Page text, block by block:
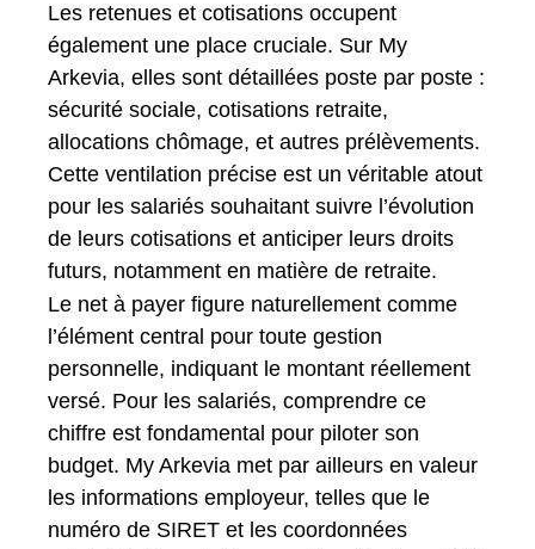
Les retenues et cotisations occupent
également une place cruciale. Sur My
Arkevia, elles sont détaillées poste par poste :
sécurité sociale, cotisations retraite,
allocations chômage, et autres prélèvements.
Cette ventilation précise est un véritable atout
pour les salariés souhaitant suivre l’évolution
de leurs cotisations et anticiper leurs droits
futurs, notamment en matière de retraite.
Le net à payer figure naturellement comme
l’élément central pour toute gestion
personnelle, indiquant le montant réellement
versé. Pour les salariés, comprendre ce
chiffre est fondamental pour piloter son
budget. My Arkevia met par ailleurs en valeur
les informations employeur, telles que le
numéro de SIRET et les coordonnées